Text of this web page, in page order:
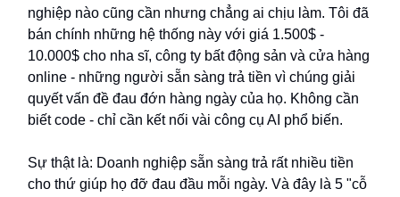
nghiệp nào cũng cần nhưng chẳng ai chịu làm. Tôi đã
bán chính những hệ thống này với giá 1.500$ -
10.000$ cho nha sĩ, công ty bất động sản và cửa hàng
online - những người sẵn sàng trả tiền vì chúng giải
quyết vấn đề đau đớn hàng ngày của họ. Không cần
biết code - chỉ cần kết nối vài công cụ AI phổ biến.
Sự thật là: Doanh nghiệp sẵn sàng trả rất nhiều tiền
cho thứ giúp họ đỡ đau đầu mỗi ngày. Và đây là 5 "cỗ